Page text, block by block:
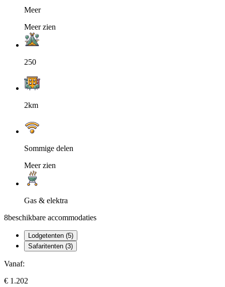
Meer
Meer zien
250
2km
Sommige delen
Meer zien
Gas & elektra
8beschikbare accommodaties
Lodgetenten (5)
Safaritenten (3)
Vanaf:
€ 1.202